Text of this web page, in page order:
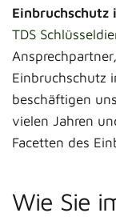
Einbruchschutz
TDS
Einbruchschutz
beschäftigen
vielen Jahren
Facetten des
Wie Sie